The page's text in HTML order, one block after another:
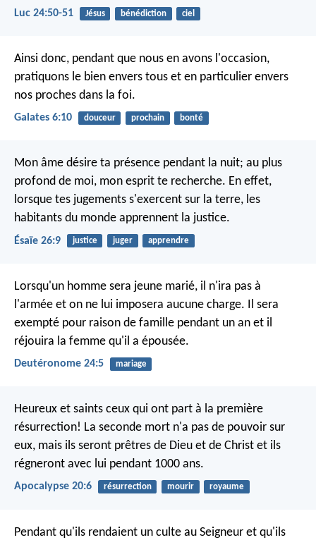
Luc 24:50-51 Jésus bénédiction ciel
Ainsi donc, pendant que nous en avons l'occasion,
pratiquons le bien envers tous et en particulier envers
nos proches dans la foi.
Galates 6:10 douceur prochain bonté
Mon âme désire ta présence pendant la nuit; au plus
profond de moi, mon esprit te recherche. En effet,
lorsque tes jugements s'exercent sur la terre, les
habitants du monde apprennent la justice.
Ésaïe 26:9 justice juger apprendre
Lorsqu'un homme sera jeune marié, il n'ira pas à
l'armée et on ne lui imposera aucune charge. Il sera
exempté pour raison de famille pendant un an et il
réjouira la femme qu'il a épousée.
Deutéronome 24:5 mariage
Heureux et saints ceux qui ont part à la première
résurrection! La seconde mort n'a pas de pouvoir sur
eux, mais ils seront prêtres de Dieu et de Christ et ils
régneront avec lui pendant 1000 ans.
Apocalypse 20:6 résurrection mourir royaume
Pendant qu'ils rendaient un culte au Seigneur et qu'ils